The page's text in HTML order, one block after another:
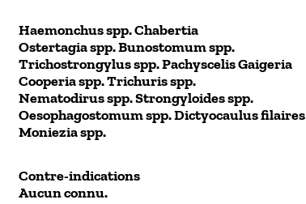
Haemonchus spp.Chabertia
Ostertagia spp.Bunostomum spp.
Trichostrongylus spp.Pachyscelis Gaigeria
Cooperia spp.Trichuris spp.
Nematodirus spp.Strongyloides spp.
Oesophagostomum spp.Dictyocaulus filaires
Moniezia spp.
Contre-indications
Aucun connu.